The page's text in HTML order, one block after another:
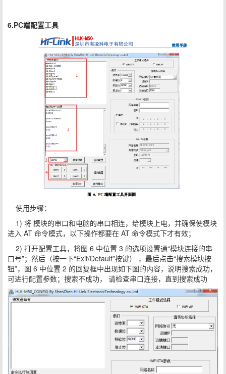
6.PC端配置工具
使用步骤：
1) 将 模块的串口和电脑的串口相连，给模块上电，并确保使模块
进入 AT 命令模式，以下操作都要在 AT 命令模式下才有效；
2) 打开配置工具，将图 6 中位置 3 的选项设置通“模块连接的串
口号”；然后（按一下“Exit/Default”按键） ，最后点击“搜索模块按
钮”，图 6 中位置 2 的回复框中出现如下图的内容，说明搜索成功，
可进行配置参数；搜索不成功， 请检查串口连接，直到搜索成功